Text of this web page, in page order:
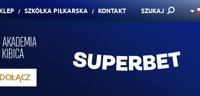
SZKÓŁKA PIŁKARSKA KONTAKT SZUKAJ
DOŁĄCZ